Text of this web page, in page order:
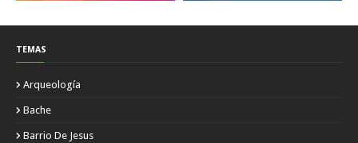
TEMAS
Arqueología
Bache
Barrio De Jesus